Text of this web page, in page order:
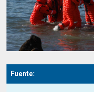
Fuente: